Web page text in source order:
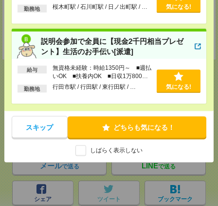
以上
勤務地 桜木町駅 / 石川町駅 / 日ノ出町駅 / … 気になる!
説明会参加で全員に【現金2千円相当プレゼ
ント】生活のお手伝い[派遣]
給与
無資格未経験：時給1350円～ ■週払
いOK ■扶養内OK ■日収1万800円
以上
勤務地 行田市駅 / 行田駅 / 東行田駅 / … 気になる!
スキップ どちらも気になる！
しばらく表示しない
埼玉県さいたま市大宮区仲町2-23-2 大宮仲町センタービル3F（さいたま
TEL：0120-921-871
MAIL：worker@nissonet.co.jp
担当：採用担当者
受付可能日時：9:30-19:00 ※電話受付時間⇒9:30-21:00
気になる！
メールで送る LINEで送る
シェア ツイート ブックマーク